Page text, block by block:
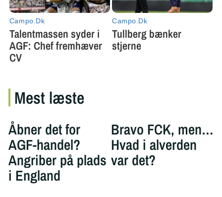
Mest læste
Åbner det for
AGF-handel?
Angriber på plads
i England
Bravo FCK, men…
Hvad i alverden
var det?